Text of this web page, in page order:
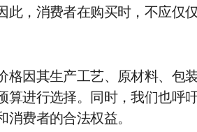
此，消费者在购买时，不应仅
格因其生产工艺、原材料、包
算进行选择。同时，我们也呼
费者的合法权益。